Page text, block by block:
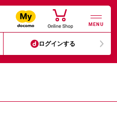
MENU
ログインする